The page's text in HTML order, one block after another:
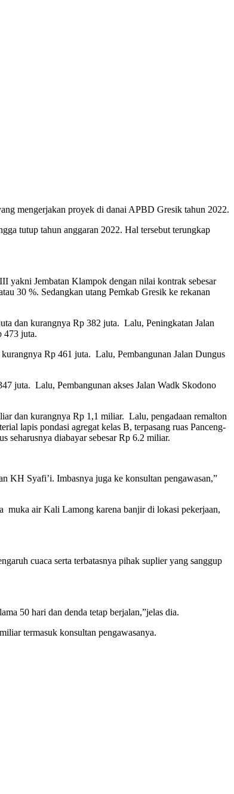
mengerjakan proyek di danai APBD Gresik tahun 2022.
tutup tahun anggaran 2022. Hal tersebut terungkap
yakni Jembatan Klampok dengan nilai kontrak sebesar
30 %. Sedangkan utang Pemkab Gresik ke rekanan
dan kurangnya Rp 382 juta. Lalu, Peningkatan Jalan
473 juta.
Rp 461 juta. Lalu, Pembangunan Jalan Dungus
juta. Lalu, Pembangunan akses Jalan Wadk Skodono
dan kurangnya Rp 1,1 miliar. Lalu, pengadaan remalton
lapis pondasi agregat kelas B, terpasang ruas Panceng-
seharusnya diabayar sebesar Rp 6.2 miliar.
KH Syafi’i. Imbasnya juga ke konsultan pengawasan,”
muka air Kali Lamong karena banjir di lokasi pekerjaan,
cuaca serta terbatasnya pihak suplier yang sanggup
50 hari dan denda tetap berjalan,”jelas dia.
termasuk konsultan pengawasanya.